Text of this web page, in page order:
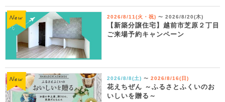
2026/8/11(火・祝) 〜 2026/8/20(木)
【新築分譲住宅】越前市芝原２丁目
ご来場予約キャンペーン
2026/8/8(土) 〜 2026/8/16(日)
花えちぜん ～ふるさとふくいのお
いしいを贈る～